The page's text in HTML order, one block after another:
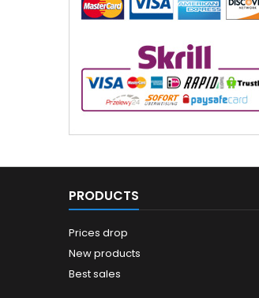
PRODUCTS
Prices drop
New products
Best sales